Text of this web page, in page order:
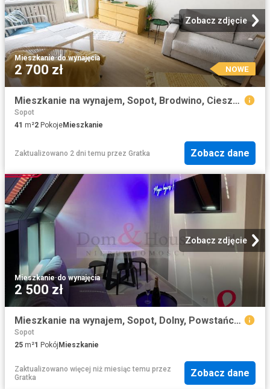
Zobacz zdjęcie
Mieszkanie·do wynajęcia
2 700 zł NOWE
Mieszkanie na wynajem, Sopot, Brodwino, Cieszyńskiego
Sopot
41 m²2 PokojeMieszkanie
Zaktualizowano 2 dni temu przez Gratka Zobacz dane
Zobacz zdjęcie
Mieszkanie·do wynajęcia
2 500 zł
Mieszkanie na wynajem, Sopot, Dolny, Powstańców Warszawy
Sopot
25 m²1 PokójMieszkanie
Zaktualizowano więcej niż miesiąc temu przez
Gratka
Zobacz dane